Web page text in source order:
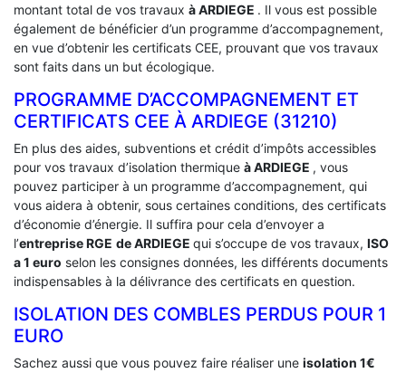
montant total de vos travaux à ARDIEGE . Il vous est possible
également de bénéficier d’un programme d’accompagnement,
en vue d’obtenir les certificats CEE, prouvant que vos travaux
sont faits dans un but écologique.
PROGRAMME D’ACCOMPAGNEMENT ET
CERTIFICATS CEE À ‎ARDIEGE (31210)
En plus des aides, subventions et crédit d’impôts accessibles
pour vos travaux d’isolation thermique à ARDIEGE , vous
pouvez participer à un programme d’accompagnement, qui
vous aidera à obtenir, sous certaines conditions, des certificats
d’économie d’énergie. Il suffira pour cela d’envoyer a
l’entreprise RGE de ARDIEGE qui s’occupe de vos travaux, ISO
a 1 euro selon les consignes données, les différents documents
indispensables à la délivrance des certificats en question.
ISOLATION DES COMBLES PERDUS POUR 1
EURO
Sachez aussi que vous pouvez faire réaliser une isolation 1€